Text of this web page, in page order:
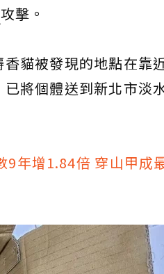
攻擊。
貓被發現的地點在靠
將個體送到新北市淡
9年增1.84倍 穿山甲成